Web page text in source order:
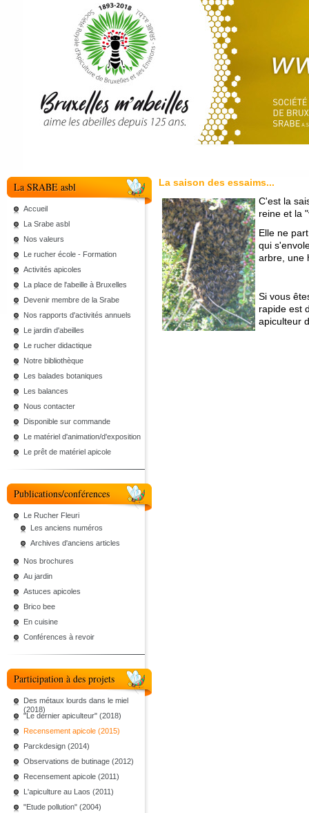
La SRABE asbl
Accueil
La Srabe asbl
Nos valeurs
Le rucher école - Formation
Activités apicoles
La place de l'abeille à Bruxelles
Devenir membre de la Srabe
Nos rapports d'activités annuels
Le jardin d'abeilles
Le rucher didactique
Notre bibliothèque
Les balades botaniques
Les balances
Nous contacter
Disponible sur commande
Le matériel d'animation/d'exposition
Le prêt de matériel apicole
Publications/conférences
Le Rucher Fleuri
Les anciens numéros
Archives d'anciens articles
Nos brochures
Au jardin
Astuces apicoles
Brico bee
En cuisine
Conférences à revoir
Participation à des projets
Des métaux lourds dans le miel
(2018)
"Le dernier apiculteur" (2018)
Recensement apicole (2015)
Parckdesign (2014)
Observations de butinage (2012)
Recensement apicole (2011)
L'apiculture au Laos (2011)
"Etude pollution" (2004)
La saison des essaims...
C'est la
reine et la
Elle ne
qui
arbre, une
Si vous
rapide est
apiculteur